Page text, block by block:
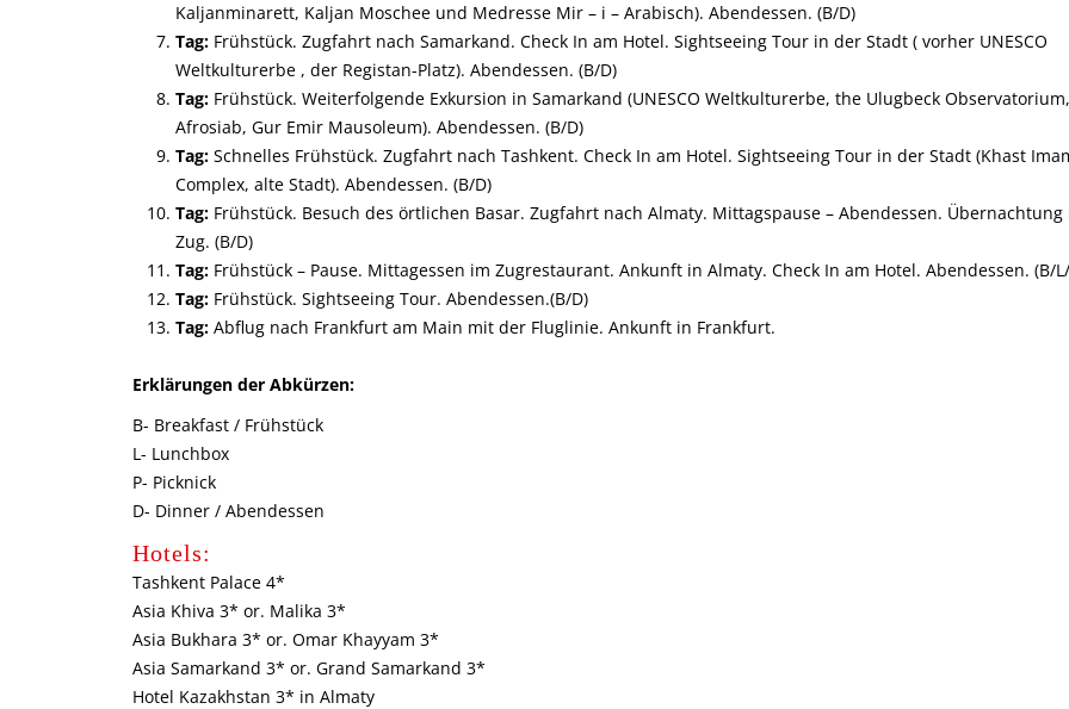
Kaljanminarett, Kaljan Moschee und Medresse Mir – i – Arabisch). Abendessen. (B/D)
Tag:Frühstück. Zugfahrt nach Samarkand. Check In am Hotel. Sightseeing Tour in der Stadt ( vorher UNESCO
Weltkulturerbe , der Registan-Platz). Abendessen. (B/D)
Tag:Frühstück. Weiterfolgende Exkursion in Samarkand (UNESCO Weltkulturerbe, the Ulugbeck Observatorium,
Afrosiab, Gur Emir Mausoleum). Abendessen. (B/D)
Tag:Schnelles Frühstück. Zugfahrt nach Tashkent. Check In am Hotel. Sightseeing Tour in der Stadt (Khast
Complex, alte Stadt). Abendessen. (B/D)
Tag:Frühstück. Besuch des örtlichen Basar. Zugfahrt nach Almaty. Mittagspause – Abendessen. Übernachtung
Zug. (B/D)
Tag:Frühstück – Pause. Mittagessen im Zugrestaurant. Ankunft in Almaty. Check In am Hotel. Abendessen. (B/
Tag:Frühstück. Sightseeing Tour. Abendessen.(B/D)
Tag:Abflug nach Frankfurt am Main mit der Fluglinie. Ankunft in Frankfurt.
Erklärungen der Abkürzen:
B- Breakfast / Frühstück
L- Lunchbox
P- Picknick
D- Dinner / Abendessen
Hotels:
Tashkent Palace 4*
Asia Khiva 3* or. Malika 3*
Asia Bukhara 3* or. Omar Khayyam 3*
Asia Samarkand 3* or. Grand Samarkand 3*
Hotel Kazakhstan 3* in Almaty